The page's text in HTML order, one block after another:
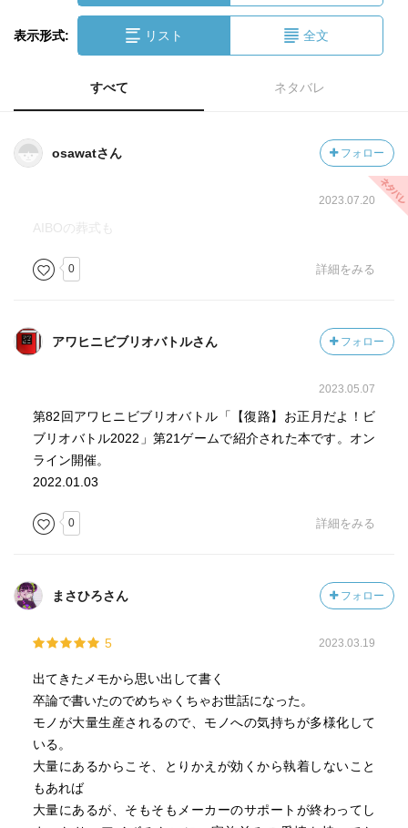
表示形式: リスト 全文
すべて ネタバレ
osawatさん フォロー
2023.07.20
AIBOの葬式も
0 詳細をみる
アワヒニビブリオバトルさん フォロー
2023.05.07
第82回アワヒニビブリオバトル「【復路】お正月だよ！ビ
ブリオバトル2022」第21ゲームで紹介された本です。オン
ライン開催。
2022.01.03
0 詳細をみる
まさひろさん フォロー
5 2023.03.19
出てきたメモから思い出して書く
卒論で書いたのでめちゃくちゃお世話になった。
モノが大量生産されるので、モノへの気持ちが多様化して
いる。
大量にあるからこそ、とりかえが効くから執着しないこと
もあれば
大量にあるが、そもそもメーカーのサポートが終わってし